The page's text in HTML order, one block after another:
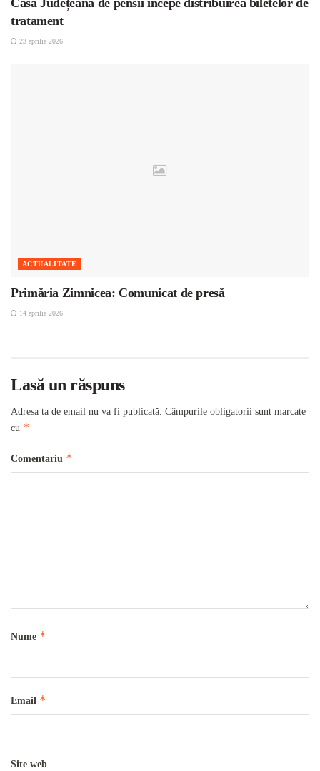
Casa Județeană de pensii începe distribuirea biletelor de
tratament
23 aprilie 2026
ACTUALITATE
Primăria Zimnicea: Comunicat de presă
14 aprilie 2026
Lasă un răspuns
Adresa ta de email nu va fi publicată. Câmpurile obligatorii sunt marcate
cu *
Comentariu *
Nume *
Email *
Site web